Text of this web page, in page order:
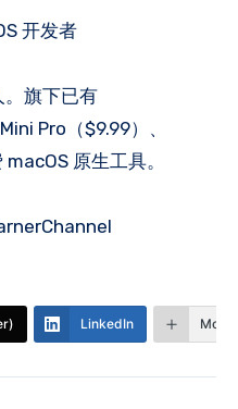
开发者
。旗下已有
Pro（$9.99）、
原生工具。
LinkedIn More